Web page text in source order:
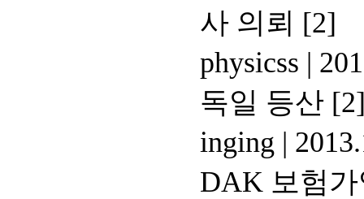
사 의뢰 [2]
physicss |
독일 등산
inging |
DAK 보험